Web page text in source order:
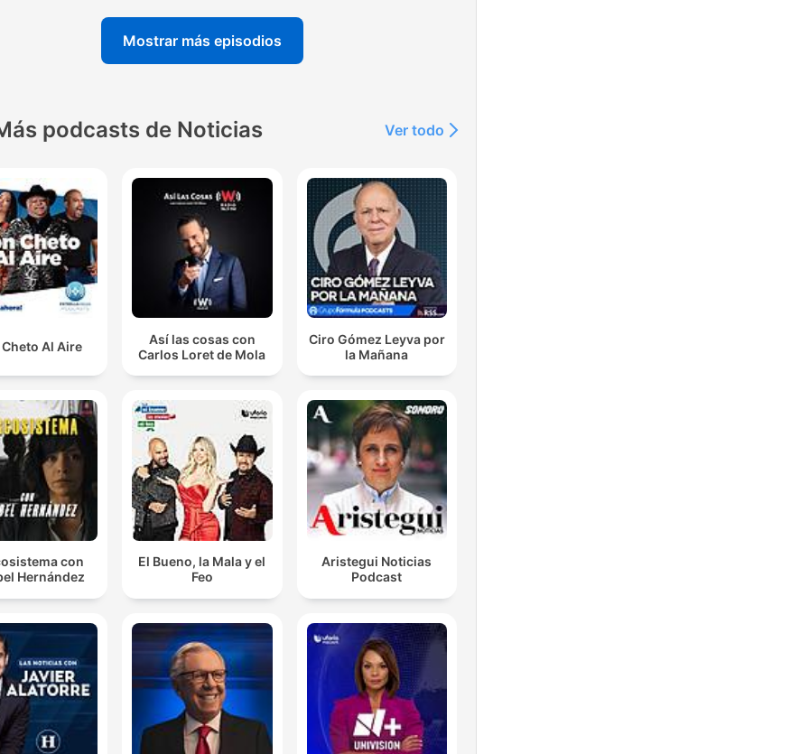
Mostrar más episodios
podcasts de Noticias Ver todo
Al Aire
Así las cosas con
Carlos Loret de Mola
Ciro Gómez Leyva por
la Mañana
con
Hernández
El Bueno, la Mala y el
Feo
Aristegui Noticias
Podcast